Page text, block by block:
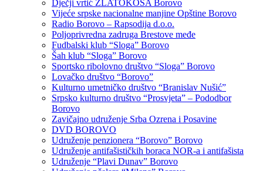
Dječji vrtić ZLATOKOSA Borovo
Vijeće srpske nacionalne manjine Opštine Borovo
Radio Borovo – Rapsodija d.o.o.
Poljoprivredna zadruga Brestove međe
Fudbalski klub “Sloga” Borovo
Šah klub “Sloga” Borovo
Sportsko ribolovno društvo “Sloga” Borovo
Lovačko društvo “Borovo”
Kulturno umetničko društvo “Branislav Nušić”
Srpsko kulturno društvo “Prosvjeta” – Pododbor
Borovo
Zavičajno udruženje Srba Ozrena i Posavine
DVD BOROVO
Udruženje penzionera “Borovo” Borovo
Udruženje antifašističkih boraca NOR-a i antifašista
Udruženje “Plavi Dunav” Borovo